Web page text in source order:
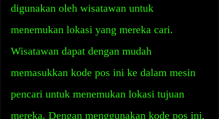
digunakan oleh wisatawan untuk
menemukan lokasi yang mereka cari.
Wisatawan dapat dengan mudah
memasukkan kode pos ini ke dalam mesin
pencari untuk menemukan lokasi tujuan
mereka. Dengan menggunakan kode pos ini,